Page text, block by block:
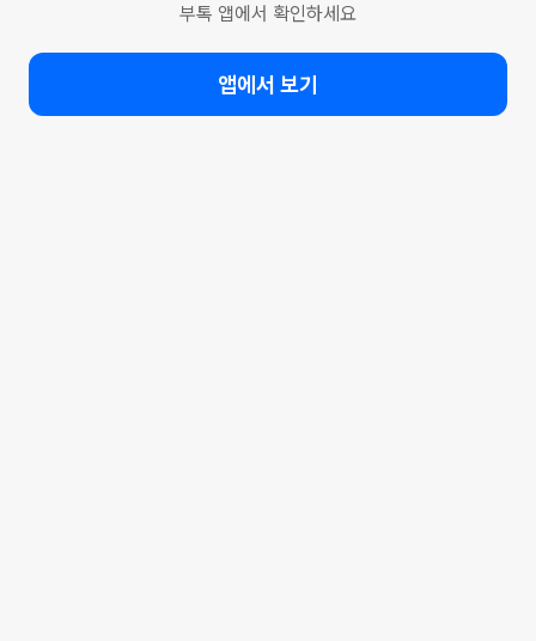
부톡 앱에서 확인하세요
앱에서 보기